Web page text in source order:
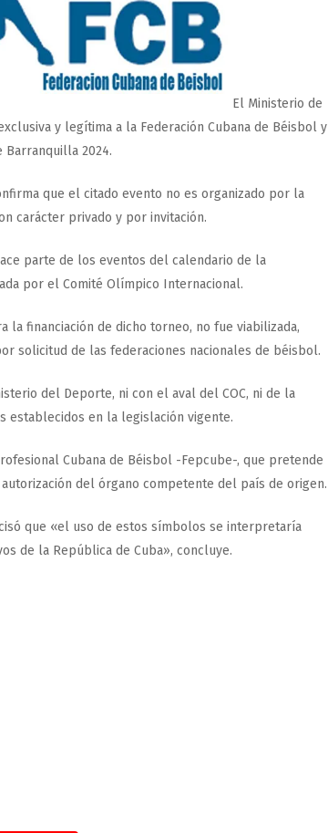
El Ministerio de
y legítima a la Federación Cubana de Béisbol y
2024.
que el citado evento no es organizado por la
carácter privado y por invitación.
parte de los eventos del calendario de la
por el Comité Olímpico Internacional.
financiación de dicho torneo, no fue viabilizada,
solicitud de las federaciones nacionales de béisbol.
del Deporte, ni con el aval del COC, ni de la
establecidos en la legislación vigente.
Cubana de Béisbol -Fepcube-, que pretende
del órgano competente del país de origen.
que «el uso de estos símbolos se interpretaría
de la República de Cuba», concluye.